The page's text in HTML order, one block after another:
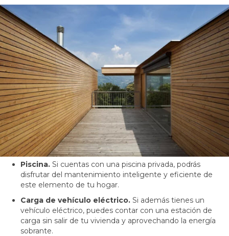
Piscina. Si cuentas con una piscina privada, podrás
disfrutar del mantenimiento inteligente y eficiente de
este elemento de tu hogar.
Carga de vehículo eléctrico. Si además tienes un
vehículo eléctrico, puedes contar con una estación de
carga sin salir de tu vivienda y aprovechando la energía
sobrante.